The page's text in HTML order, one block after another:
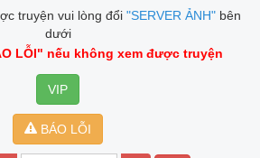
truyện vui lòng đổi "SERVER ẢNH"bên
dưới
LỖI" nếu không xem được truyện
VIP
BÁO LỖI